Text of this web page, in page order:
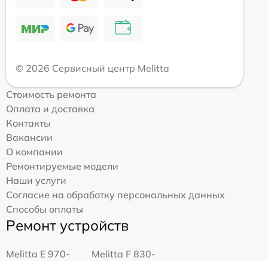
© 2026 Сервисный центр Melitta
Стоимость ремонта
Оплата и доставка
Контакты
Вакансии
О компании
Ремонтируемые модели
Наши услуги
Согласие на обработку персональных данных
Способы оплаты
Ремонт устройств
Melitta Е 970-
Melitta F 830-